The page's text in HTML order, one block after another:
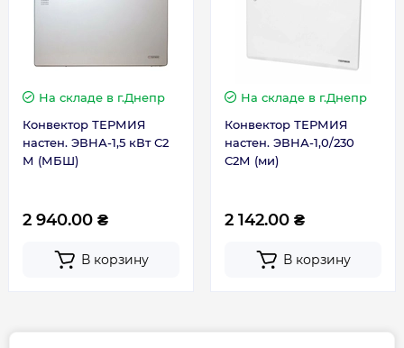
На складе в г.Днепр
Конвектор ТЕРМИЯ
настен. ЭВНА-1,5 кВт С2
М (МБШ)
2 940.00 ₴
В корзину
На складе в г.Днепр
Конвектор ТЕРМИЯ
настен. ЭВНА-1,0/230
С2М (ми)
2 142.00 ₴
В корзину